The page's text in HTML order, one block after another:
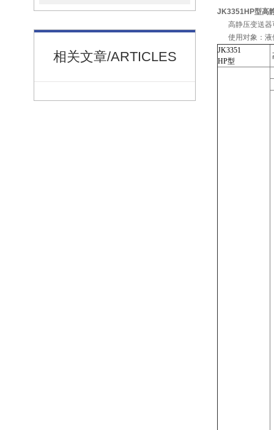
相关文章/ARTICLES
JK3351HP型高
高静压变送器
使用对象：液
JK3351
HP型